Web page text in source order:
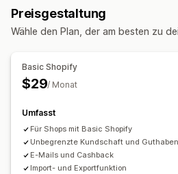
Prämien, die du anbieten kannst
Punkte
Cashback Shop-Guthaben
Shop-Guthaben
Verwaltung von Rückerstattungen
Preisgestaltung
Wähle den Plan, der am besten zu
Basic Shopify
$29/ Monat
Umfasst
Für Shops mit Basic Shopify
Unbegrenzte Kundschaft und Guthaben
E-Mails und Cashback
Import- und Exportfunktion